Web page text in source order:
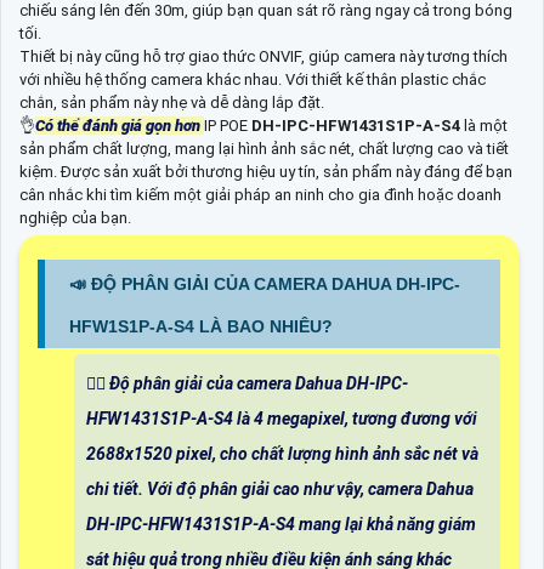
chiếu sáng lên đến 30m, giúp bạn quan sát rõ ràng ngay cả trong bóng
tối.
Thiết bị này cũng hỗ trợ giao thức ONVIF, giúp camera này tương thích
với nhiều hệ thống camera khác nhau. Với thiết kế thân plastic chắc
chắn, sản phẩm này nhẹ và dễ dàng lắp đặt.
👌Có thể đánh giá gọn hơn IP POE DH-IPC-HFW1431S1P-A-S4 là một
sản phẩm chất lượng, mang lại hình ảnh sắc nét, chất lượng cao và tiết
kiệm. Được sản xuất bởi thương hiệu uy tín, sản phẩm này đáng để bạn
cân nhắc khi tìm kiếm một giải pháp an ninh cho gia đình hoặc doanh
nghiệp của bạn.
📣 ĐỘ PHÂN GIẢI CỦA CAMERA DAHUA DH-IPC-
HFW1S1P-A-S4 LÀ BAO NHIÊU?
❤️‍💋‍ Độ phân giải của camera Dahua DH-IPC-
HFW1431S1P-A-S4 là 4 megapixel, tương đương với
2688x1520 pixel, cho chất lượng hình ảnh sắc nét và
chi tiết. Với độ phân giải cao như vậy, camera Dahua
DH-IPC-HFW1431S1P-A-S4 mang lại khả năng giám
sát hiệu quả trong nhiều điều kiện ánh sáng khác